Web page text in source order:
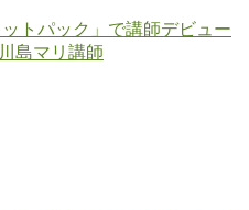
ットパック」で講師デビュー
島マリ講師